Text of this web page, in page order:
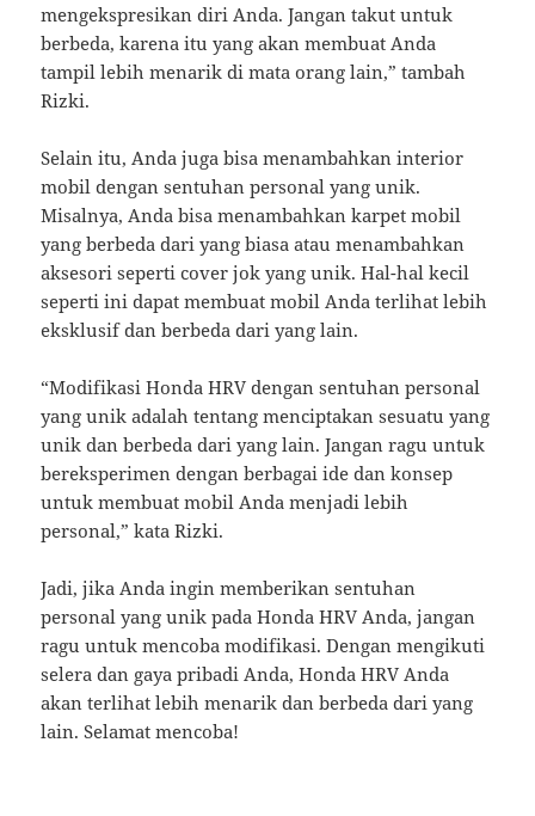
mengekspresikan diri Anda. Jangan takut untuk
berbeda, karena itu yang akan membuat Anda
tampil lebih menarik di mata orang lain,” tambah
Rizki.
Selain itu, Anda juga bisa menambahkan interior
mobil dengan sentuhan personal yang unik.
Misalnya, Anda bisa menambahkan karpet mobil
yang berbeda dari yang biasa atau menambahkan
aksesori seperti cover jok yang unik. Hal-hal kecil
seperti ini dapat membuat mobil Anda terlihat lebih
eksklusif dan berbeda dari yang lain.
“Modifikasi Honda HRV dengan sentuhan personal
yang unik adalah tentang menciptakan sesuatu yang
unik dan berbeda dari yang lain. Jangan ragu untuk
bereksperimen dengan berbagai ide dan konsep
untuk membuat mobil Anda menjadi lebih
personal,” kata Rizki.
Jadi, jika Anda ingin memberikan sentuhan
personal yang unik pada Honda HRV Anda, jangan
ragu untuk mencoba modifikasi. Dengan mengikuti
selera dan gaya pribadi Anda, Honda HRV Anda
akan terlihat lebih menarik dan berbeda dari yang
lain. Selamat mencoba!